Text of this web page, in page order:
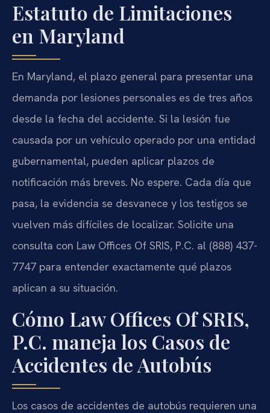
Estatuto de Limitaciones
en Maryland
En Maryland, el plazo general para presentar una
demanda por lesiones personales es de tres años
desde la fecha del accidente. Si la lesión fue
causada por un vehículo operado por una entidad
gubernamental, pueden aplicar plazos de
notificación más breves. No espere. Cada día que
pasa, la evidencia se desvanece y los testigos se
vuelven más difíciles de localizar. Solicite una
consulta con Law Offices Of SRIS, P.C. al (888) 437-
7747 para entender exactamente qué plazos
aplican a su situación.
Cómo Law Offices Of SRIS,
P.C. maneja los Casos de
Accidentes de Autobús
Los casos de accidentes de autobús requieren una